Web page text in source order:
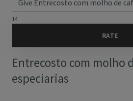
14
Entrecosto com molho
especiarias